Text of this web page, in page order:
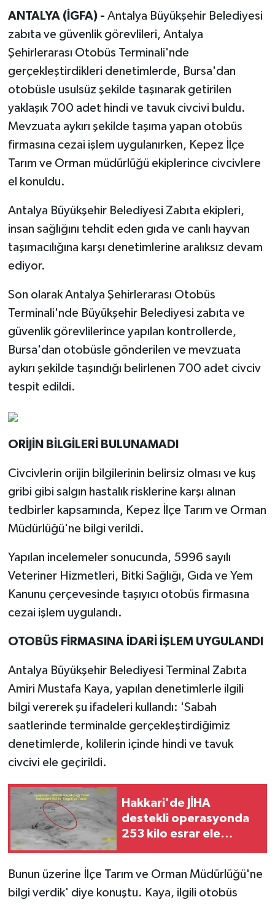
ANTALYA (İGFA) - Antalya Büyükşehir Belediyesi
zabıta ve güvenlik görevlileri, Antalya
Şehirlerarası Otobüs Terminali'nde
gerçekleştirdikleri denetimlerde, Bursa'dan
otobüsle usulsüz şekilde taşınarak getirilen
yaklaşık 700 adet hindi ve tavuk civcivi buldu.
Mevzuata aykırı şekilde taşıma yapan otobüs
firmasına cezai işlem uygulanırken, Kepez İlçe
Tarım ve Orman müdürlüğü ekiplerince civcivlere
el konuldu.
Antalya Büyükşehir Belediyesi Zabıta ekipleri,
insan sağlığını tehdit eden gıda ve canlı hayvan
taşımacılığına karşı denetimlerine aralıksız devam
ediyor.
Son olarak Antalya Şehirlerarası Otobüs
Terminali'nde Büyükşehir Belediyesi zabıta ve
güvenlik görevlilerince yapılan kontrollerde,
Bursa'dan otobüsle gönderilen ve mevzuata
aykırı şekilde taşındığı belirlenen 700 adet civciv
tespit edildi.
ORİJİN BİLGİLERİ BULUNAMADI
Civcivlerin orijin bilgilerinin belirsiz olması ve kuş
gribi gibi salgın hastalık risklerine karşı alınan
tedbirler kapsamında, Kepez İlçe Tarım ve Orman
Müdürlüğü'ne bilgi verildi.
Yapılan incelemeler sonucunda, 5996 sayılı
Veteriner Hizmetleri, Bitki Sağlığı, Gıda ve Yem
Kanunu çerçevesinde taşıyıcı otobüs firmasına
cezai işlem uygulandı.
OTOBÜS FİRMASINA İDARİ İŞLEM UYGULANDI
Antalya Büyükşehir Belediyesi Terminal Zabıta
Amiri Mustafa Kaya, yapılan denetimlerle ilgili
bilgi vererek şu ifadeleri kullandı: 'Sabah
saatlerinde terminalde gerçekleştirdiğimiz
denetimlerde, kolilerin içinde hindi ve tavuk
civcivi ele geçirildi.
Hakkari'de JİHA
destekli operasyonda
253 kilo esrar ele
Bunun üzerine İlçe Tarım ve Orman Müdürlüğü'ne
bilgi verdik' diye konuştu. Kaya, ilgili otobüs